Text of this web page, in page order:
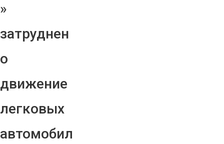
»
затруднен
о
движение
легковых
автомобил